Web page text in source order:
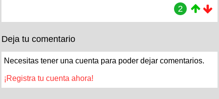
2
Deja tu comentario
Necesitas tener una cuenta para poder dejar comentarios.
¡Registra tu cuenta ahora!